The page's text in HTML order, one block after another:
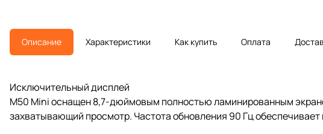
Описание Характеристики Как купить Оплата
Исключительный дисплей
M50 Mini оснащен 8,7-дюймовым полностью ламинированным
захватывающий просмотр. Частота обновления 90 Гц